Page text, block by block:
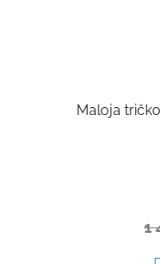
Maloja
1